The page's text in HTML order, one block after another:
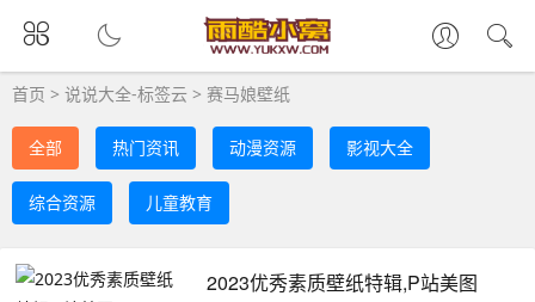
首页 > 说说大全-标签云 > 赛马娘壁纸
全部 热门资讯 动漫资源 影视大全
综合资源 儿童教育
2023优秀素质壁纸特辑,P站美图